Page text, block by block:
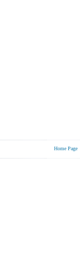
Home Page